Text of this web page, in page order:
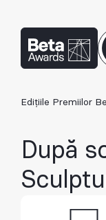
Edițiile Premiilor
După